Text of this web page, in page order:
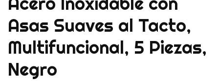
Asas Suaves al Tacto,
Multifuncional, 5 Piezas,
Negro